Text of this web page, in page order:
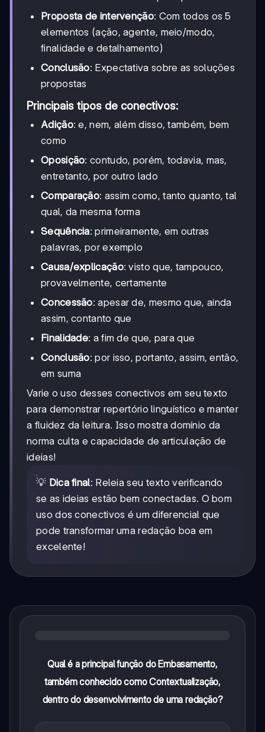
Proposta de intervenção: Com todos os 5
elementos (ação, agente, meio/modo,
finalidade e detalhamento)
Conclusão: Expectativa sobre as soluções
propostas
Principais tipos de conectivos:
Adição: e, nem, além disso, também, bem
como
Oposição: contudo, porém, todavia, mas,
entretanto, por outro lado
Comparação: assim como, tanto quanto, tal
qual, da mesma forma
Sequência: primeiramente, em outras
palavras, por exemplo
Causa/explicação: visto que, tampouco,
provavelmente, certamente
Concessão: apesar de, mesmo que, ainda
assim, contanto que
Finalidade: a fim de que, para que
Conclusão: por isso, portanto, assim, então,
em suma
Varie o uso desses conectivos em seu texto
para demonstrar repertório linguístico e manter
a fluidez da leitura. Isso mostra domínio da
norma culta e capacidade de articulação de
ideias!
💡 Dica final: Releia seu texto verificando
se as ideias estão bem conectadas. O bom
uso dos conectivos é um diferencial que
pode transformar uma redação boa em
excelente!
Qual é a principal função do Embasamento,
também conhecido como Contextualização,
dentro do desenvolvimento de uma redação?